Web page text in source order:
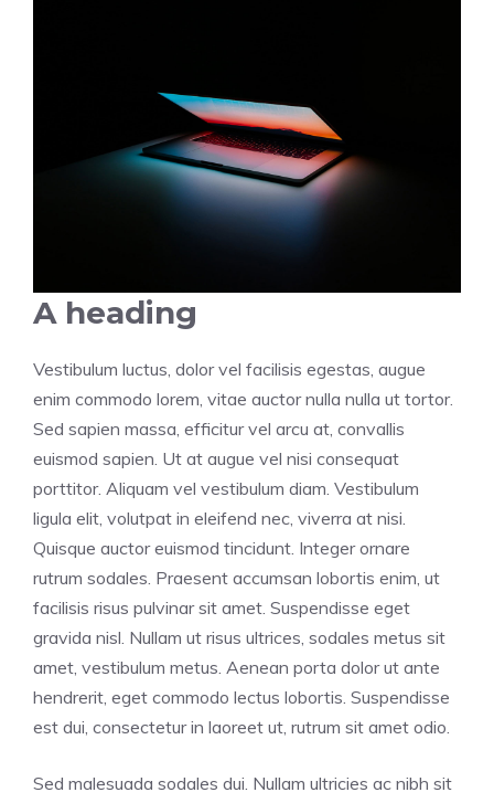
A heading
Vestibulum luctus, dolor vel facilisis egestas, augue
enim commodo lorem, vitae auctor nulla nulla ut tortor.
Sed sapien massa, efficitur vel arcu at, convallis
euismod sapien. Ut at augue vel nisi consequat
porttitor. Aliquam vel vestibulum diam. Vestibulum
ligula elit, volutpat in eleifend nec, viverra at nisi.
Quisque auctor euismod tincidunt. Integer ornare
rutrum sodales. Praesent accumsan lobortis enim, ut
facilisis risus pulvinar sit amet. Suspendisse eget
gravida nisl. Nullam ut risus ultrices, sodales metus sit
amet, vestibulum metus. Aenean porta dolor ut ante
hendrerit, eget commodo lectus lobortis. Suspendisse
est dui, consectetur in laoreet ut, rutrum sit amet odio.
Sed malesuada sodales dui. Nullam ultricies ac nibh sit